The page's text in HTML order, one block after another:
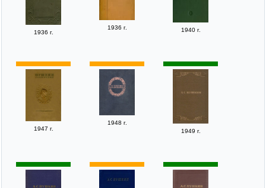
1936 г.
1936 г. 1940 г.
1947 г.
1948 г.
1949 г.